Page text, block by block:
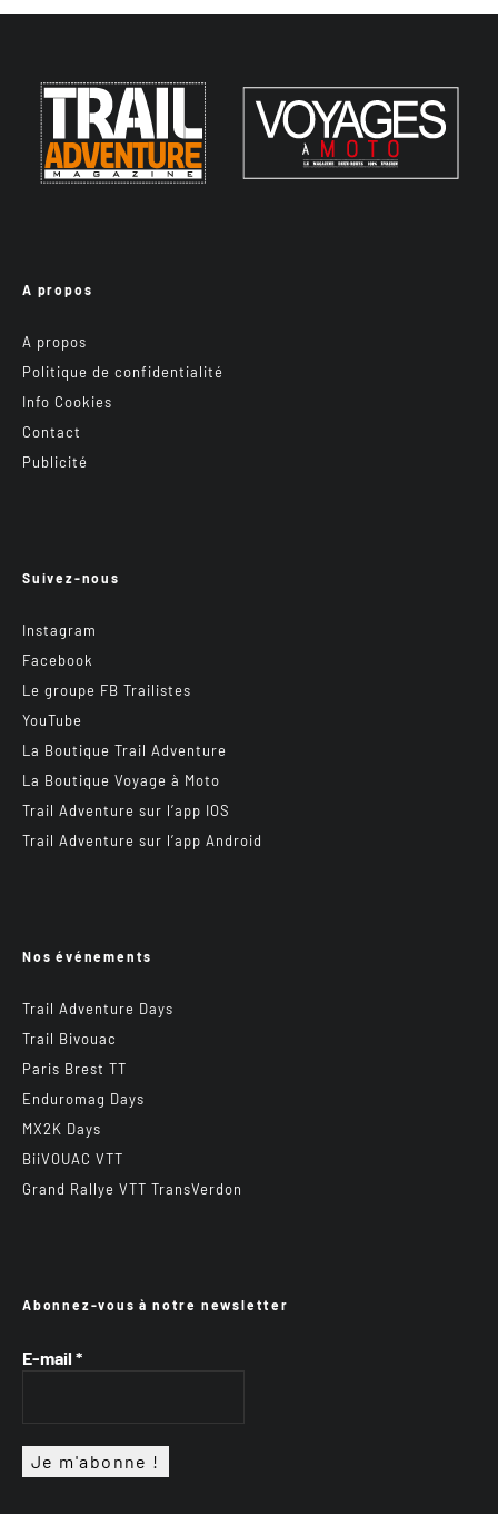
A propos
A propos
Politique de confidentialité
Info Cookies
Contact
Publicité
Suivez-nous
Instagram
Facebook
Le groupe FB Trailistes
YouTube
La Boutique Trail Adventure
La Boutique Voyage à Moto
Trail Adventure sur l’app IOS
Trail Adventure sur l’app Android
Nos événements
Trail Adventure Days
Trail Bivouac
Paris Brest TT
Enduromag Days
MX2K Days
BiiVOUAC VTT
Grand Rallye VTT TransVerdon
Abonnez-vous à notre newsletter
E-mail *